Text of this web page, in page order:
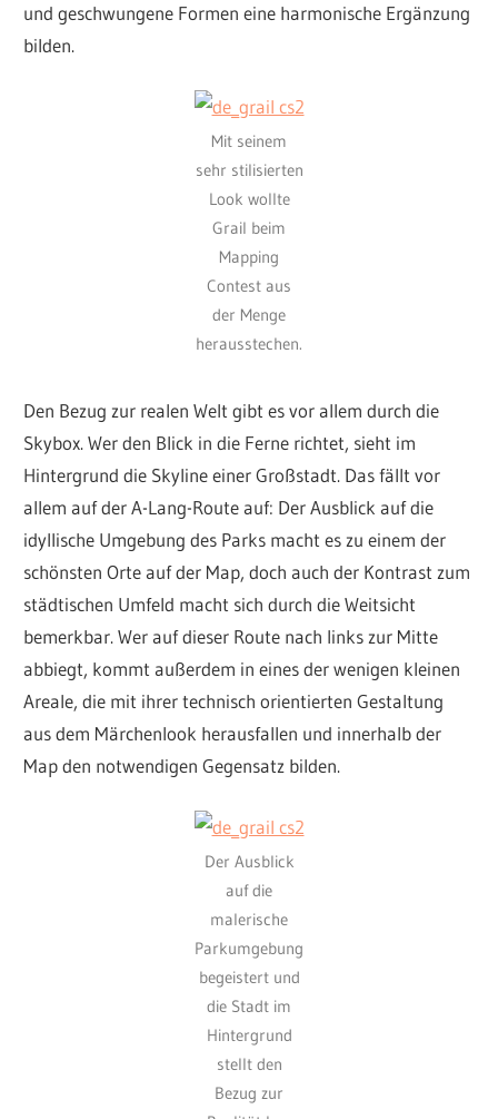
und geschwungene Formen eine harmonische Ergänzung
bilden.
Mit seinem
sehr stilisierten
Look wollte
Grail beim
Mapping
Contest aus
der Menge
herausstechen.
Den Bezug zur realen Welt gibt es vor allem durch die
Skybox. Wer den Blick in die Ferne richtet, sieht im
Hintergrund die Skyline einer Großstadt. Das fällt vor
allem auf der A-Lang-Route auf: Der Ausblick auf die
idyllische Umgebung des Parks macht es zu einem der
schönsten Orte auf der Map, doch auch der Kontrast zum
städtischen Umfeld macht sich durch die Weitsicht
bemerkbar. Wer auf dieser Route nach links zur Mitte
abbiegt, kommt außerdem in eines der wenigen kleinen
Areale, die mit ihrer technisch orientierten Gestaltung
aus dem Märchenlook herausfallen und innerhalb der
Map den notwendigen Gegensatz bilden.
Der Ausblick
auf die
malerische
Parkumgebung
begeistert und
die Stadt im
Hintergrund
stellt den
Bezug zur